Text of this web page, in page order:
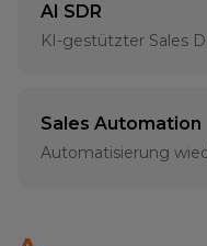
AI SDR
KI-gestützter Sales
Sales Automation
Automatisierung